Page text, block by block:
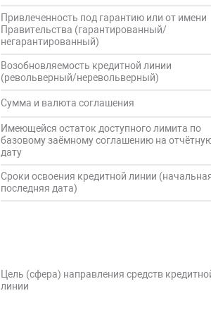
Привлеченность под гарантию или от имени
Правительства (гарантированный/
негарантированный)
Возобновляемость кредитной линии
(револьверный/неревольверный)
Сумма и валюта соглашения
Имеющейся остаток доступного лимита по
базовому заёмному соглашению на
дату
Сроки освоения кредитной линии
последняя дата)
Цель (сфера) направления средств
линии